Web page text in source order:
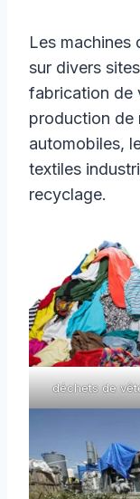
Les machines
sur divers
fabrication de
production de
automobiles,
textiles
recyclage.
déchets de